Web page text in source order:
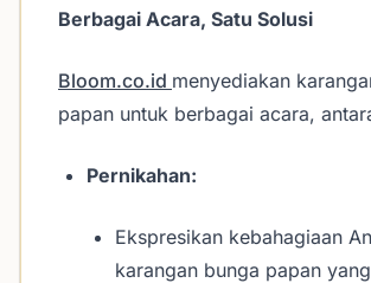
Berbagai Acara, Satu Solusi
Bloom.co.id menyediakan
papan untuk berbagai acara,
Pernikahan:
Ekspresikan kebahagiaan
karangan bunga papan